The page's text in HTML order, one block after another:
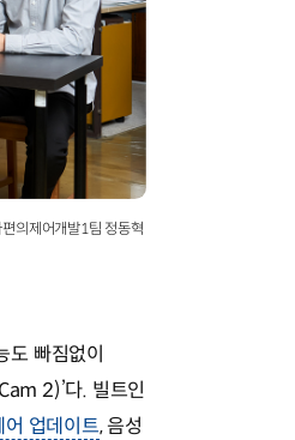
의제어개발1팀 정동혁
도 빠짐없이
2)’다. 빌트인
업데이트, 음성